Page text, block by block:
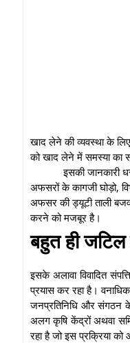
खाद लेने की व्यवस्था के
को खाद लेने में समस्या का
इसकी जानकारी
अफसरों के कागजी घोड़ो,
अफसर की ड्यूटी ताली
करने को मजबूर है।
बहुत ही जटिल
इसके अलावा विवादित
प्रयास कर रहा है।
जनप्रतिनिधि और संगठन
अलग कृषि केंद्रों अथवा
रहा है जो इस प्रक्रिया